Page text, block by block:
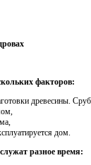
факторов:
древесины.
дом.
разное время: